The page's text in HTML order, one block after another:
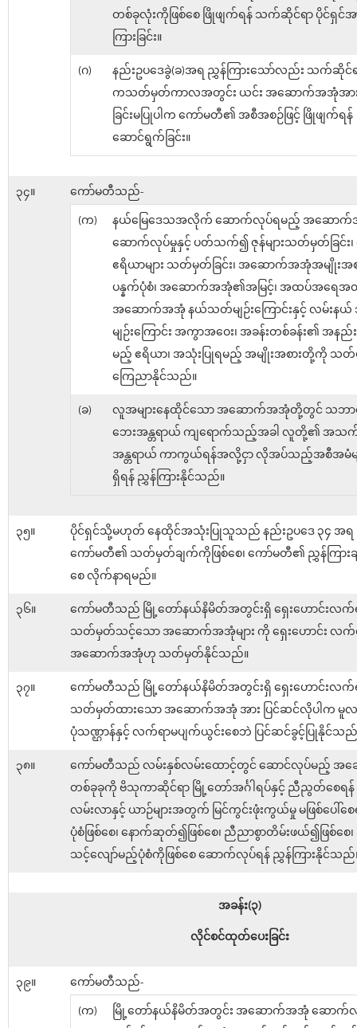
တစ်ခုလုံးကိုဖြစ်စေ ဖြိုဖျက်ရန် သက်ဆိုင်ရာ ပိုင်ရှင်အ
ကြားခြင်း။
(ဂ)
နည်းဥပဒေခွဲ(ခ)အရ ညွှန်ကြားသော်လည်း သက်ဆိုင်ရ
ကသတ်မှတ်ကာလအတွင်း ယင်း အဆောက်အအုံအား
ခြင်းမပြုပါက ကော်မတီ၏ အစီအစဉ်ဖြင့် ဖြိုဖျက်ရန်
ဆောင်ရွက်ခြင်း။
၃၄။ ကော်မတီသည်-
(က)
နယ်မြေဒေသအလိုက် ဆောက်လုပ်ရမည့် အဆော
ဆောက်လုပ်မှုနှင့် ပတ်သက်၍ ဇုန်များသတ်မှတ်ခြင်
ဧရိယာများ သတ်မှတ်ခြင်း၊ အဆောက်အအုံအမျိုးအစာ
ပန္နက်ပုံစံ၊ အဆောက်အအုံ၏အမြင့်၊ အထပ်အရေအ
အဆောက်အအုံ နယ်သတ်မျဉ်းကြောင်းနှင့် လမ်းန
မျဉ်းကြောင်း အကွာအဝေး၊ အခန်းတစ်ခန်း၏ အနည်
မည့် ဧရိယာ၊ အသုံးပြုရမည့် အမျိုးအစားတို့ကို သ
ကြေညာနိုင်သည်။
(ခ)
လူအများနေထိုင်သော အဆောက်အအုံတို့တွင် သဘာ
ဘေးအန္တရာယ် ကျရောက်သည့်အခါ လူတို့၏ အသ
အန္တရာယ် ကာကွယ်ရန်အလို့ငှာ လိုအပ်သည့်အစီအမံမျ
ရှိရန် ညွှန်ကြားနိုင်သည်။
၃၅။
ပိုင်ရှင်သို့မဟုတ် နေထိုင်အသုံးပြုသူသည် နည်းဥပဒေ ၃၄ အရ
ကော်မတီ၏ သတ်မှတ်ချက်ကိုဖြစ်စေ၊ ကော်မတီ၏ ညွှန်ကြားခ
စေ လိုက်နာရမည်။
၃၆။
ကော်မတီသည် မြို့တော်နယ်နိမိတ်အတွင်းရှိ ရှေးဟောင်းလက်ရ
သတ်မှတ်သင့်သော အဆောက်အအုံများ ကို ရှေးဟောင်း လက်
အဆောက်အအုံဟု သတ်မှတ်နိုင်သည်။
၃၇။
ကော်မတီသည် မြို့တော်နယ်နိမိတ်အတွင်းရှိ ရှေးဟောင်းလက်ရ
သတ်မှတ်ထားသော အဆောက်အအုံ အား ပြင်ဆင်လိုပါက မူလ
ပုံသဏ္ဌာန်နှင့် လက်ရာမပျက်ယွင်းစေဘဲ ပြင်ဆင်ခွင့်ပြုနိုင်သည်
၃၈။
ကော်မတီသည် လမ်းနှစ်လမ်းထောင့်တွင် ဆောင်လုပ်မည့် အ
တစ်ခုခုကို ဗိသုကာဆိုင်ရာ မြို့တော်အင်္ဂါရပ်နှင့် ညီညွတ်စေရန်
လမ်းလာနှင့် ယာဉ်များအတွက် မြင်ကွင်းဖုံးကွယ်မှု မဖြစ်ပေါ်စေ
ပုံစံဖြစ်စေ၊ နောက်ဆုတ်၍ဖြစ်စေ၊ ညီညာစွာတိမ်းဖယ်၍ဖြစ်စေ၊
သင့်လျော်မည့်ပုံစံကိုဖြစ်စေ ဆောက်လုပ်ရန် ညွှန်ကြားနိုင်သည်
အခန်း(၃)
လိုင်စင်ထုတ်ပေးခြင်း
၃၉။ ကော်မတီသည်-
(က)
မြို့တော်နယ်နိမိတ်အတွင်း အဆောက်အအုံ ဆောက်လု